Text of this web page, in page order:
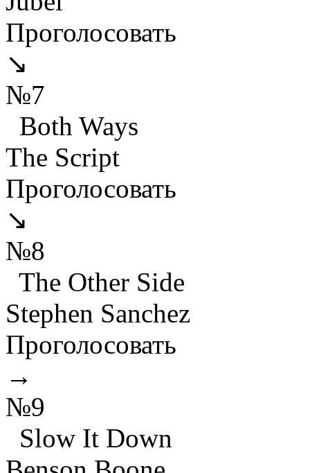
Проголосовать
↘
№7
Both Ways
The Script
Проголосовать
↘
№8
The Other Side
Stephen Sanchez
Проголосовать
→
№9
Slow It Down